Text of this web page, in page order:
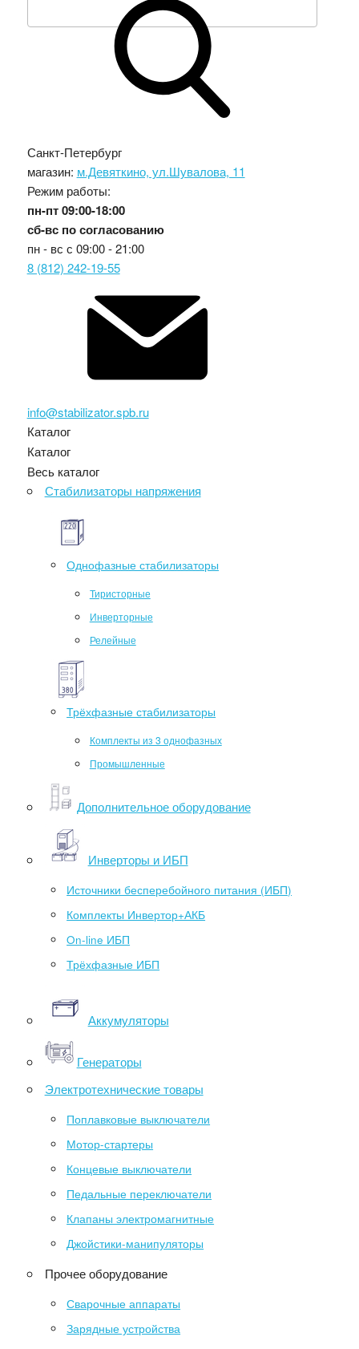
Санкт-Петербург
магазин: м.Девяткино, ул.Шувалова, 11
Режим работы:
пн-пт09:00-18:00
сб-вс по согласованию
пн - вс с 09:00 - 21:00
8 (812) 242-19-55
info@stabilizator.spb.ru
Каталог
Каталог
Весь каталог
Стабилизаторы напряжения
Однофазные стабилизаторы
Тиристорные
Инверторные
Релейные
Трёхфазные стабилизаторы
Комплекты из 3 однофазных
Промышленные
Дополнительное оборудование
Инверторы и ИБП
Источники бесперебойного питания (ИБП)
Комплекты Инвертор+АКБ
On-line ИБП
Трёхфазные ИБП
Аккумуляторы
Генераторы
Электротехнические товары
Поплавковые выключатели
Мотор-стартеры
Концевые выключатели
Педальные переключатели
Клапаны электромагнитные
Джойстики-манипуляторы
Прочее оборудование
Сварочные аппараты
Зарядные устройства